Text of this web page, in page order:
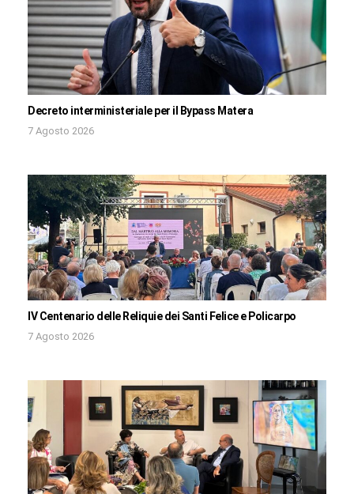
Decreto interministeriale per il Bypass Matera
7 Agosto 2026
IV Centenario delle Reliquie dei Santi Felice e Policarpo
7 Agosto 2026